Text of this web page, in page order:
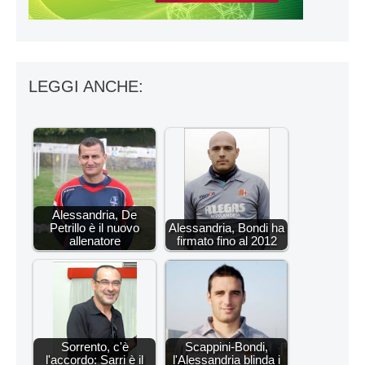
LEGGI ANCHE:
Alessandria, De
Petrillo è il nuovo
allenatore
Alessandria, Bondi ha
firmato fino al 2012
Sorrento, c'è
l'accordo: Sarri è il
Scappini-Bondi,
l'Alessandria blinda i